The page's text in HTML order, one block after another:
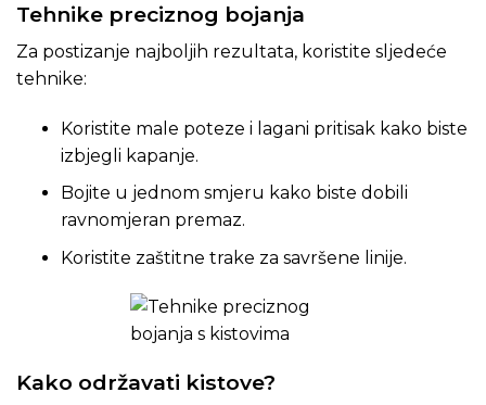
Tehnike preciznog bojanja
Za postizanje najboljih rezultata, koristite sljedeće
tehnike:
Koristite male poteze i lagani pritisak kako biste
izbjegli kapanje.
Bojite u jednom smjeru kako biste dobili
ravnomjeran premaz.
Koristite zaštitne trake za savršene linije.
Kako održavati kistove?